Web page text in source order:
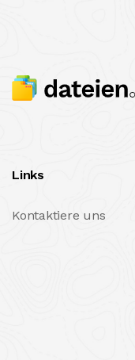
Links
Kontaktiere uns